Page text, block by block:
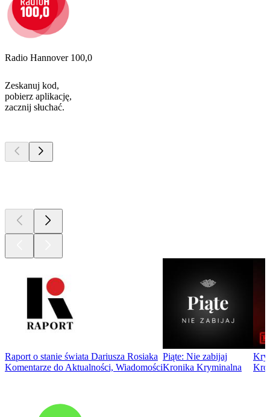
Radio Hannover 100,0
Zeskanuj kod,
pobierz aplikację,
zacznij słuchać.
Raport o stanie świata Dariusza Rosiaka
Komentarze do Aktualności, Wiadomości
Piąte: Nie zabijaj
Kronika Kryminalna